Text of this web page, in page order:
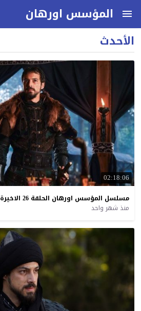
المؤسس اورهان
الأحدث
02:18:06
مسلسل المؤسس اورهان الحلقة 26 الاخيرة
منذ شهر واحد